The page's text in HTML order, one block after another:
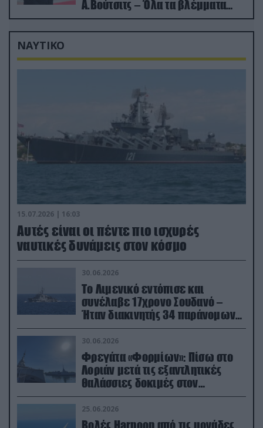
Α.Βούτσιτς – Όλα τα βλέμματα
στις σχέσεις με τη Ρωσία
ΝΑΥΤΙΚΟ
15.07.2026 | 16:03
Aυτές είναι οι πέντε πιο ισχυρές
ναυτικές δυνάμεις στον κόσμο
30.06.2026
Το Λιμενικό εντόπισε και
συνέλαβε 17χρονο Σουδανό –
Ήταν διακινητής 34 παράνομων
μεταναστών
30.06.2026
Φρεγάτα «Φορμίων»: Πίσω στο
Λοριάν μετά τις εξαντλητικές
θαλάσσιες δοκιμές στον
απαιτητικό Βισκαϊκό
25.06.2026